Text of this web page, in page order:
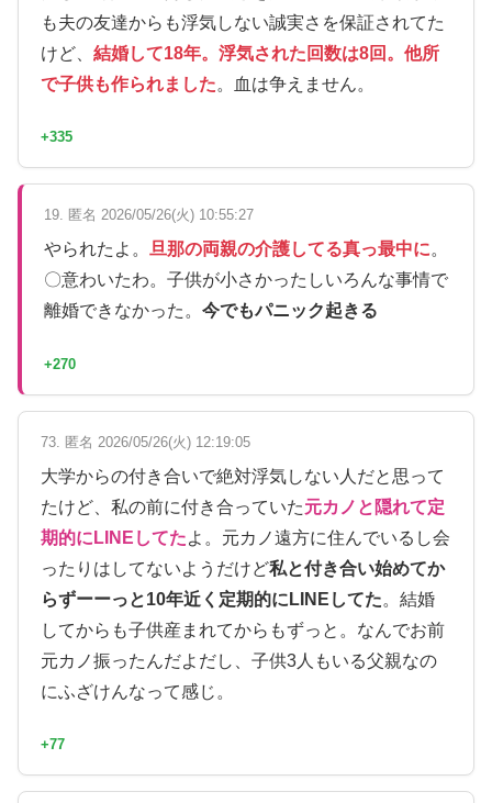
も夫の友達からも浮気しない誠実さを保証されてた
けど、 結婚して18年。浮気された回数は8回。他所
で子供も作られました。血は争えません。
+335
19. 匿名 2026/05/26(火) 10:55:27
やられたよ。 旦那の両親の介護してる真っ最中に。
〇意わいたわ。子供が小さかったしいろんな事情で
離婚できなかった。 今でもパニック起きる
+270
73. 匿名 2026/05/26(火) 12:19:05
大学からの付き合いで絶対浮気しない人だと思って
たけど、私の前に付き合っていた元カノと隠れて定
期的にLINEしてたよ。元カノ遠方に住んでいるし会
ったりはしてないようだけど私と付き合い始めてか
らずーーっと10年近く定期的にLINEしてた。結婚
してからも子供産まれてからもずっと。なんでお前
元カノ振ったんだよだし、子供3人もいる父親なの
にふざけんなって感じ。
+77